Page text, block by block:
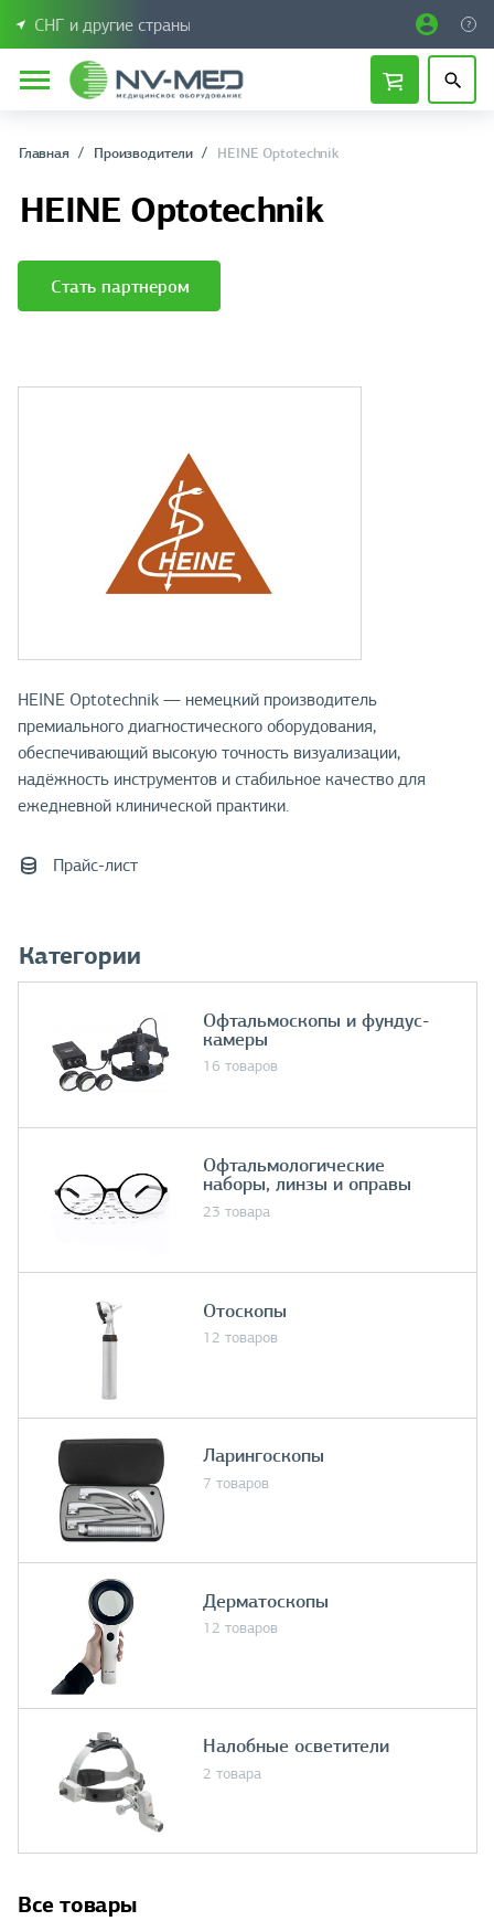
СНГ и другие страны
Главная Производители HEINE Optotechnik
HEINE Optotechnik
Стать партнером
HEINE Optotechnik — немецкий производитель
премиального диагностического оборудования,
обеспечивающий высокую точность визуализации,
надёжность инструментов и стабильное качество для
ежедневной клинической практики.
Прайс-лист
Категории
Офтальмоскопы и фундус-
камеры
16 товаров
Офтальмологические
наборы, линзы и оправы
23 товара
Отоскопы
12 товаров
Ларингоскопы
7 товаров
Дерматоскопы
12 товаров
Налобные осветители
2 товара
Все товары